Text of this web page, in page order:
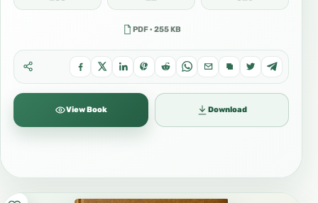
PDF · 255 KB
View Book Download